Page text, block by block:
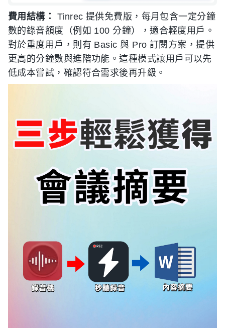
費用結構：
Tinrec 提供免費版，每月包含一定分鐘
數的錄音額度（例如 100 分鐘），適合輕度用戶。
對於重度用戶，則有 Basic 與 Pro 訂閱方案，提供
更高的分鐘數與進階功能。這種模式讓用戶可以先
低成本嘗試，確認符合需求後再升級。